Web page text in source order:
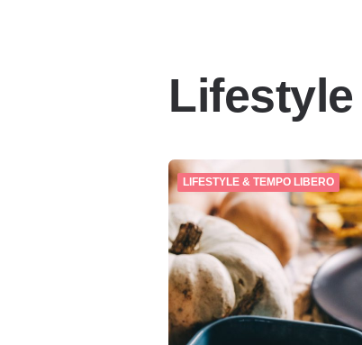
LIFESTYLE & TEMPO LIBERO